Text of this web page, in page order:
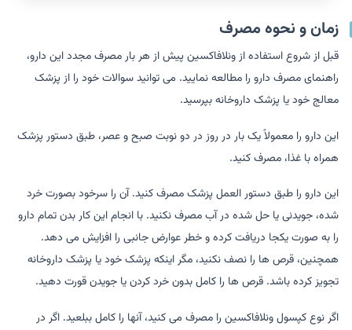
زمان و نحوه مصرف
قبل از شروع استفاده از ونلافاکسین پیش از هر بار مصرف مجدد این دارو،
راهنمای مصرف دارو را مطالعه نمایید. می توانید سوالات خود را از پزشک
معالج خود یا پزشک داروخانه بپرسید.
این دارو را معمولاً یک بار در روز در دو نوبت صبح و عصر، طبق دستور پزشک
همراه با غذا، مصرف کنید.
این دارو را طبق دستور العمل پزشک مصرف کنید. آن را سرخود بصورت خرد
شده، جویدنی یا حل شده در آب مصرف نکنید. با انجام این کار بدن تمام دارو
را به صورت یکجا دریافت کرده و خطر عوارض جانبی را افزایش می دهد.
همچنین، قرص ها را نصف نکنید، مگر اینکه پزشک خود یا پزشک داروخانه
تجویز کرده باشد. قرص ها را کامل بدون خرد کردن یا جویدن قورت دهید.
اگر نوع کپسول ونلافاکسین را مصرف می کنید، آنها را کامل ببلعید. اگر در